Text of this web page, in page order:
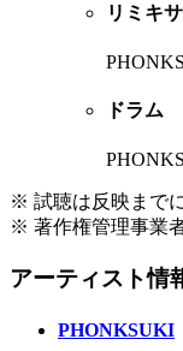
リミキ
ドラム
※ 試聴は反映まで
※ 著作権管理事業
アーティスト情
PHONKSUKI